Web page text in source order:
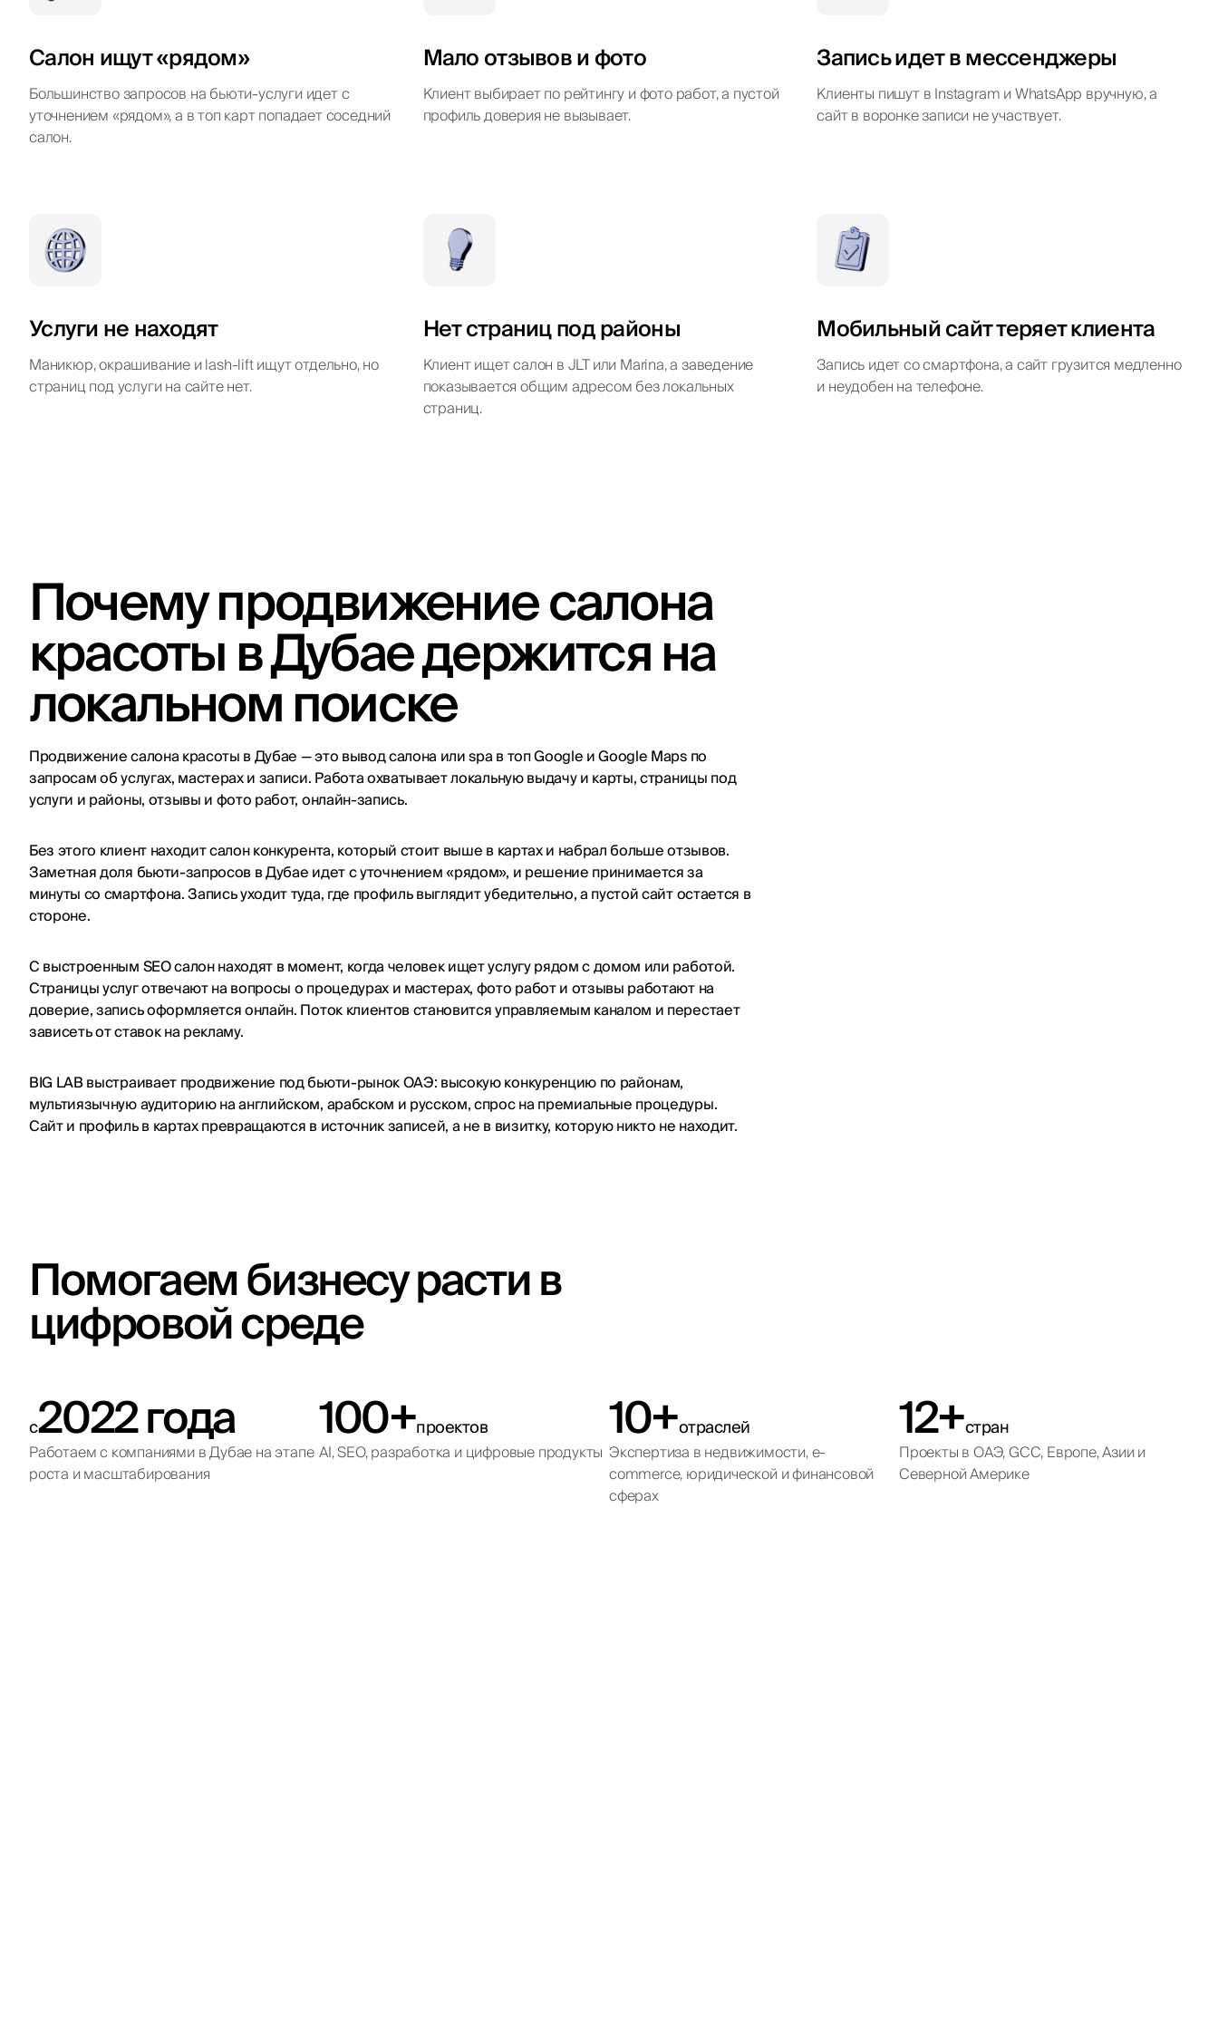
Салон ищут «рядом»
Большинство запросов на бьюти-услуги идет с
уточнением «рядом», а в топ карт попадает соседний
салон.
Мало отзывов и фото
Клиент выбирает по рейтингу и фото работ, а пустой
профиль доверия не вызывает.
Запись идет в мессенджеры
Клиенты пишут в Instagram и WhatsApp вручную, а
сайт в воронке записи не участвует.
Услуги не находят
Маникюр, окрашивание и lash-lift ищут отдельно, но
страниц под услуги на сайте нет.
Нет страниц под районы
Клиент ищет салон в JLT или Marina, а заведение
показывается общим адресом без локальных
страниц.
Мобильный сайт теряет клиента
Запись идет со смартфона, а сайт грузится медленно
и неудобен на телефоне.
Почему продвижение салона
красоты в Дубае держится на
локальном поиске
Продвижение салона красоты в Дубае — это вывод салона или spa в топ Google и Google Maps по
запросам об услугах, мастерах и записи. Работа охватывает локальную выдачу и карты, страницы под
услуги и районы, отзывы и фото работ, онлайн-запись.
Без этого клиент находит салон конкурента, который стоит выше в картах и набрал больше отзывов.
Заметная доля бьюти-запросов в Дубае идет с уточнением «рядом», и решение принимается за
минуты со смартфона. Запись уходит туда, где профиль выглядит убедительно, а пустой сайт остается в
стороне.
С выстроенным SEO салон находят в момент, когда человек ищет услугу рядом с домом или работой.
Страницы услуг отвечают на вопросы о процедурах и мастерах, фото работ и отзывы работают на
доверие, запись оформляется онлайн. Поток клиентов становится управляемым каналом и перестает
зависеть от ставок на рекламу.
BIG LAB выстраивает продвижение под бьюти-рынок ОАЭ: высокую конкуренцию по районам,
мультиязычную аудиторию на английском, арабском и русском, спрос на премиальные процедуры.
Сайт и профиль в картах превращаются в источник записей, а не в визитку, которую никто не находит.
Помогаем бизнесу расти в
цифровой среде
с2022 года
Работаем с компаниями в Дубае на этапе
роста и масштабирования
100+проектов
AI, SEO, разработка и цифровые продукты 10+отраслей
Экспертиза в недвижимости, e-
commerce, юридической и финансовой
сферах
12+стран
Проекты в ОАЭ, GCC, Европе, Азии и
Северной Америке